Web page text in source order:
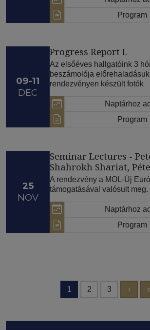
Program
09-11
DEC
Progress Report I.
Az elsőéves hallgatóink 3
beszámolója
rendezvényen készült fotók
Naptárhoz
Program
25
NOV
Seminar Lectures -
Shahrokh Shariat,
A rendezvény a MOL-Új
támogatásával valósult meg.
Naptárhoz
Program
1 2 3 ›